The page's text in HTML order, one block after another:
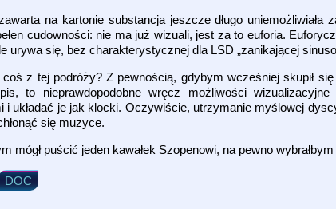
na kartonie substancja jeszcze długo
cudowności: nie ma już wizuali, jest za to euforia.
urywa się, bez charakterystycznej dla LSD „zanikającej
z tej podróży? Z pewnością, gdybym wcześniej skupił
to nieprawdopodobne wręcz możliwości
i układać je jak klocki. Oczywiście, utrzymanie myślowej
się muzyce.
mógł puścić jeden kawałek Szopenowi, na pewno wybrałbym
DOC